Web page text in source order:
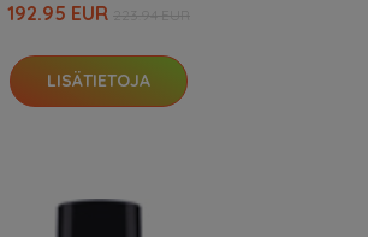
192.95 EUR
LISÄTIETOJA